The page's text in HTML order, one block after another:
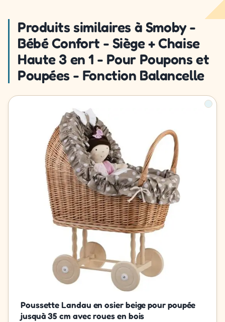
Produits similaires à Smoby -
Bébé Confort - Siège + Chaise
Haute 3 en 1 - Pour Poupons et
Poupées - Fonction Balancelle
Poussette Landau en osier beige pour poupée
jusquà 35 cm avec roues en bois